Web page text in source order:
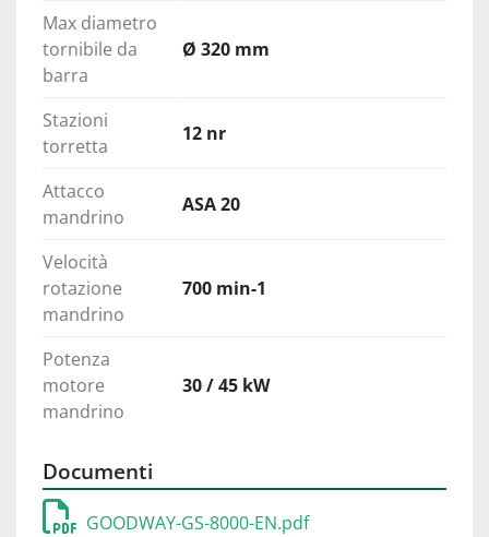
Max diametro
tornibile da
barra
Ø 320 mm
Stazioni
torretta
12 nr
Attacco
mandrino
ASA 20
Velocità
rotazione
mandrino
700 min-1
Potenza
motore
mandrino
30 / 45 kW
Documenti
GOODWAY-GS-8000-EN.pdf